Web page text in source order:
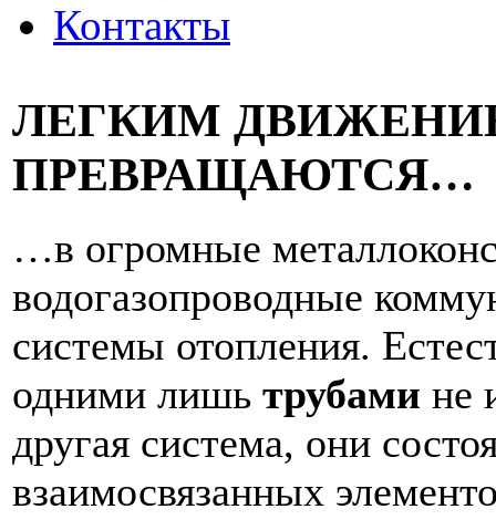
Контакты
ЛЕГКИМ
ПРЕВРАЩАЮТСЯ…
…в огромные
водогазопроводные
системы отопления.
одними лишь трубами не
другая система, они
взаимосвязанных